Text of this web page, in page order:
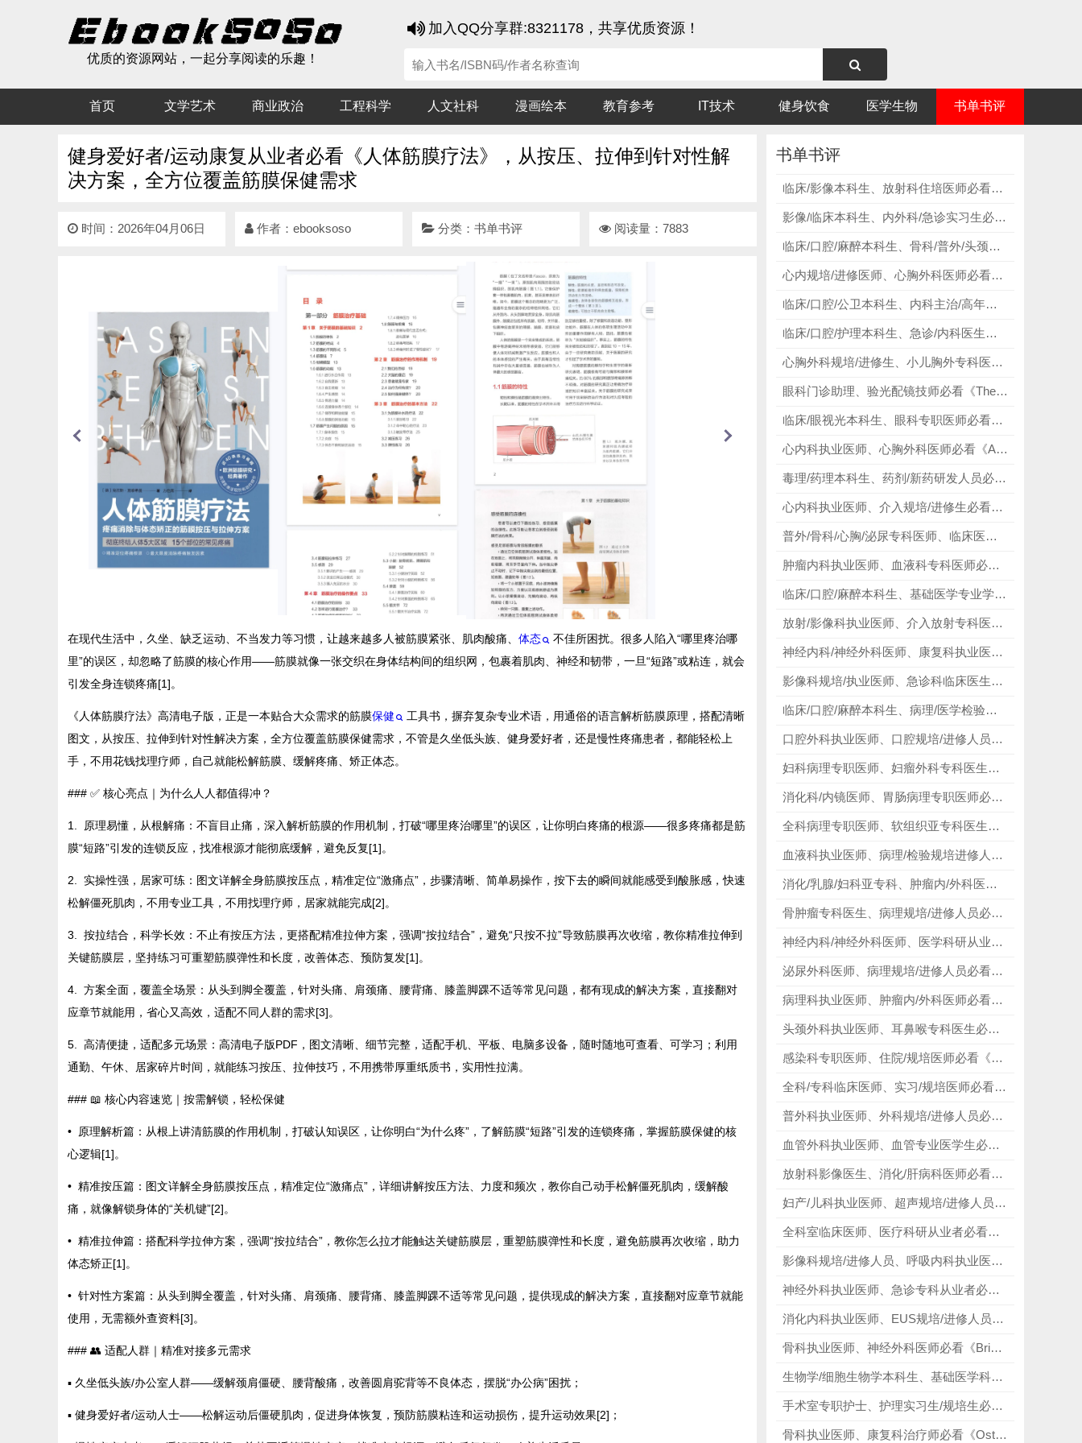
优质的资源网站，一起分享阅读的乐趣！
加入QQ分享群:8321178，共享优质资源！
首页 文学艺术 商业政治 工程科学 人文社科 漫画绘本 教育参考 IT技术 健身饮食 医学生物 书单书评
健身爱好者/运动康复从业者必看《人体筋膜疗法》，从按压、拉伸到针对性解
决方案，全方位覆盖筋膜保健需求
时间：2026年04月06日 作者： ebooksoso 分类： 书单书评 阅读量：7883
在现代生活中，久坐、缺乏运动、不当发力等习惯，让越来越多人被筋膜紧张、肌肉酸痛、 体态
不佳所困扰。很多人陷入“哪里疼治哪
里”的误区，却忽略了筋膜的核心作用——筋膜就像一张交织在身体结构间的组织网，包裹着肌肉、神经和韧带，一旦“短路”或粘连，就会
引发全身连锁疼痛[1]。
《人体筋膜疗法》高清电子版，正是一本贴合大众需求的筋膜保健
工具书，摒弃复杂专业术语，用通俗的语言解析筋膜原理，搭配清晰
图文，从按压、拉伸到针对性解决方案，全方位覆盖筋膜保健需求，不管是久坐低头族、健身爱好者，还是慢性疼痛患者，都能轻松上
手，不用花钱找理疗师，自己就能松解筋膜、缓解疼痛、矫正体态。
### ✅ 核心亮点｜为什么人人都值得冲？
1. 原理易懂，从根解痛：不盲目止痛，深入解析筋膜的作用机制，打破“哪里疼治哪里”的误区，让你明白疼痛的根源——很多疼痛都是筋
膜“短路”引发的连锁反应，找准根源才能彻底缓解，避免反复[1]。
2. 实操性强，居家可练：图文详解全身筋膜按压点，精准定位“激痛点”，步骤清晰、简单易操作，按下去的瞬间就能感受到酸胀感，快速
松解僵死肌肉，不用专业工具，不用找理疗师，居家就能完成[2]。
3. 按拉结合，科学长效：不止有按压方法，更搭配精准拉伸方案，强调“按拉结合”，避免“只按不拉”导致筋膜再次收缩，教你精准拉伸到
关键筋膜层，坚持练习可重塑筋膜弹性和长度，改善体态、预防复发[1]。
4. 方案全面，覆盖全场景：从头到脚全覆盖，针对头痛、肩颈痛、腰背痛、膝盖脚踝不适等常见问题，都有现成的解决方案，直接翻对
应章节就能用，省心又高效，适配不同人群的需求[3]。
5. 高清便捷，适配多元场景：高清电子版PDF，图文清晰、细节完整，适配手机、平板、电脑多设备，随时随地可查看、可学习；利用
通勤、午休、居家碎片时间，就能练习按压、拉伸技巧，不用携带厚重纸质书，实用性拉满。
### 📖 核心内容速览｜按需解锁，轻松保健
• 原理解析篇：从根上讲清筋膜的作用机制，打破认知误区，让你明白“为什么疼”，了解筋膜“短路”引发的连锁疼痛，掌握筋膜保健的核
心逻辑[1]。
• 精准按压篇：图文详解全身筋膜按压点，精准定位“激痛点”，详细讲解按压方法、力度和频次，教你自己动手松解僵死肌肉，缓解酸
痛，就像解锁身体的“关机键”[2]。
• 精准拉伸篇：搭配科学拉伸方案，强调“按拉结合”，教你怎么拉才能触达关键筋膜层，重塑筋膜弹性和长度，避免筋膜再次收缩，助力
体态矫正[1]。
• 针对性方案篇：从头到脚全覆盖，针对头痛、肩颈痛、腰背痛、膝盖脚踝不适等常见问题，提供现成的解决方案，直接翻对应章节就能
使用，无需额外查资料[3]。
### 👥 适配人群｜精准对接多元需求
▪️ 久坐低头族/办公室人群——缓解颈肩僵硬、腰背酸痛，改善圆肩驼背等不良体态，摆脱“办公病”困扰；
▪️ 健身爱好者/运动人士——松解运动后僵硬肌肉，促进身体恢复，预防筋膜粘连和运动损伤，提升运动效果[2]；
书单书评
临床/影像本科生、放射科住培医师必看《Learning Radiology》，适配国内体系的放射入门天花板！
影像/临床本科生、内外科/急诊实习生必看《Learning Radiology》，以模式读懂影像，以逻辑赋能诊断！
临床/口腔/麻醉本科生、骨科/普外/头颈外科医师必看《THIEME Atlas of Anatomy》，以手绘解构人体，以解剖赋能行医！
心内规培/进修医师、心胸外科医师必看《Atlas of Cardiac Anatomy》，以解剖夯实术基，以细节赋能介入！
临床/口腔/公卫本科生、内科主治/高年资医师必看《Harrison's Principles of Internal Medicine》，以病理筑牢根基，以临床赋能行医！
临床/口腔/护理本科生、急诊/内科医生必看《The Only EKG Book You’ll Ever Need》，以逻辑读懂波形，以实战赋能临床！
心胸外科规培/进修生、小儿胸外专科医生必看《Sabiston and Spencer Surgery of the Chest》，以解剖筑牢根基，以术式赋能临床！
眼科门诊助理、验光配镜技师必看《The Ophthalmic Assistant》，以标准规范赋能岗位，以专业能力提升上限！
临床/眼视光本科生、眼科专职医师必看《Ophthalmology》，以影像读懂眼病，以技术赋能临床！
心内科执业医师、心胸外科医师必看《Atlas of Interventional Electrophysiology》，以解剖筑牢根基，以精准赋能手术！
毒理/药理本科生、药剂/新药研发人员必看《Casarett & Doull's Toxicology》，洞悉毒物本质，深耕科研本源！
心内科执业医师、介入规培/进修生必看《Grossman & Baim's Cardiac Catheterization》，以理论夯实根基，以实操赋能临床！
普外/骨科/心胸/泌尿专科医师、临床医学本科生必看《Bailey & Love's Short Practice of Surgery》，以简洁语言通晓外科万象，以百年经典赋能临床！
肿瘤内科执业医师、血液科专科医师必看《MD Anderson Manual of Medical Oncology》，以权威指南规范诊疗，以专家经验规避风险！
临床/口腔/麻醉本科生、基础医学专业学生必看《Berne & Levy Physiology》，懂生理，方能懂临床！
放射/影像科执业医师、介入放射专科医师必看《放射诊断学基础》第五版，以全景影像看懂全身病变，以全科知识赋能临床！
神经内科/神经外科医师、康复科执业医师必看《Neuroanatomy through Clinical Cases》，以病例读懂神经，以解剖赋能临床！
影像科规培/执业医师、急诊科临床医生必看《Essential Ultrasound Anatomy 2nd》，以图谱读懂切面，以视频学会操作！
临床/口腔/麻醉本科生、病理/医学检验学生必看《Netter's Essential Histology》，以图谱简化微观难点，以联动贯通基础临床！
口腔外科执业医师、口腔规培/进修人员必看《Surgical and Radiologic Anatomy for Oral Implantology》，以解剖筑牢根基，以影像赋能手术！
妇科病理专职医师、妇瘤外科专科医生必看《Diagnostic Pathology: Gynecological 3rd》，以标注图谱简化阅片，以新版内容领跑前沿！
消化科/内镜医师、胃肠病理专职医师必看《Diagnostic Pathology: Gastrointestinal》，以图谱简化阅片，以联动赋能临床！
全科病理专职医师、软组织亚专科医生必看《Diagnostic Pathology: Soft Tissue Tumors 3rd》，以新版内容领跑前沿，以图谱表格简化分型！
血液科执业医师、病理/检验规培进修人员必看《Diagnostic Pathology: Blood and Bone Marrow》，以实拍图谱夯实基础，以鉴别流程赋能诊断！
消化/乳腺/妇科亚专科、肿瘤内/外科医师必看《Diagnostic Pathology: Familial Cancer Syndromes》，以图谱简化诊断，以流程赋能临床！
骨肿瘤专科医生、病理规培/进修人员必看《Diagnostic Pathology: Bone》，以图文简化诊断，以干货赋能临床！
神经内科/神经外科医师、医学科研从业者必看《Diagnostic Pathology Neuropathology》，以图谱攻克难点，以流程简化诊断！
泌尿外科医师、病理规培/进修人员必看《Diagnostic Pathology Genitourinary》，以图谱夯实诊断基础，以鉴别攻克疑难病变！
病理科执业医师、肿瘤内/外科医师必看《Diagnostic Pathology - Molecular Oncology》，以实战赋能诊断，以专业攻克疑难！
头颈外科执业医师、耳鼻喉专科医生必看《Essential Cases in Head and Neck Oncology》，以真实病例夯实基础，以全彩图谱赋能临床！
感染科专职医师、住院/规培医师必看《Comprehensive Review of Infectious Diseases》，快速攻克微生物难点，规避临床误诊高危陷阱！
全科/专科临床医师、实习/规培医师必看《Oxford Handbook of Clinical Medicine》，以精简赋能临床，以权威助力成长！
普外科执业医师、外科规培/进修人员必看《Fischer's Mastery of Surgery》，以百科夯实基础，以实操赋能主刀！
血管外科执业医师、血管专业医学生必看《Vascular and Endovascular Surgery》，以综述贯通全科，以题库赋能应试！
放射科影像医生、消化/肝病科医师必看《Liver Ultrasound: From Basics to Advanced Applications》，以专项深耕专业，以细节攻克难点！
妇产/儿科执业医师、超声规培/进修人员必看《Diagnostic Ultrasound》，以百科定义标准，以影像赋能临床！
全科室临床医师、医疗科研从业者必看《Medical Decision Making》，以思维赋能诊疗，以决策成就良医！
影像科规培/进修人员、呼吸内科执业医生必看《Thoracic Imaging: A Core Review》，以刷题夯实基础，以影像赋能临床！
神经外科执业医师、急诊专科从业者必看《Greenberg's Handbook of Neurosurgery》，以精简赋能临床，以权威守护诊疗！
消化内科执业医师、EUS规培/进修人员必看《Atlas of Endoscopic Ultrasonography》，以影像赋能内镜，以注解攻克难点！
骨科执业医师、神经外科医师必看《Bridwell and DeWald's Textbook of Spinal Surgery》，以百科赋能专科，以标准成就主刀！
生物学/细胞生物学本科生、基础医学科研新人必看《Basic Immunology》，解构免疫底层逻辑，赋能学业与科研！
手术室专职护士、护理实习生/规培生必看《Alexander's Care of the Patient in Surgery》，以标准赋能护理，以专业守护手术！
骨科执业医师、康复科治疗师必看《Osteopathische Behandlung der Organaktivität》，重塑整骨康复思维，从根源解决慢病！